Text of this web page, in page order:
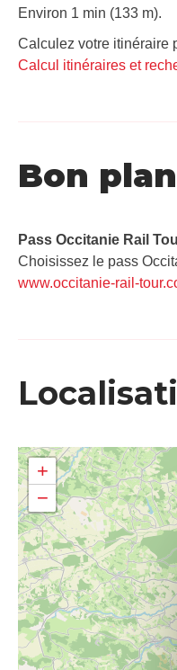
Environ 1 min (133 m).
Calculez votre itinéraire
Calcul itinéraires et
Bon plan
Pass Occitanie Rail
Choisissez le pass
www.occitanie-rail-
+
−